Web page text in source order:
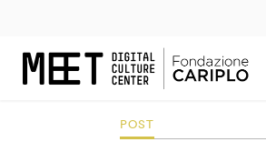
POST